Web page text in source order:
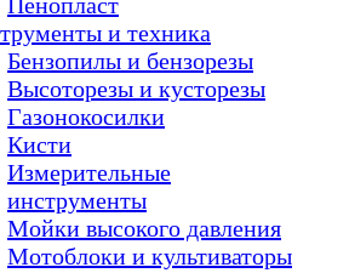
и техника
Бензопилы и бензорезы
Высоторезы и кусторезы
Газонокосилки
Кисти
Измерительные
инструменты
Мойки высокого давления
Мотоблоки и культиваторы